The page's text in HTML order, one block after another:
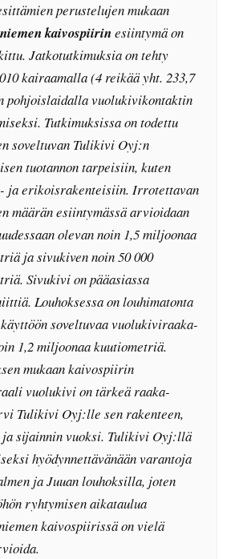
perustelujen mukaan
kaivospiirin esiintymä on
Jatkotutkimuksia on tehty
kairaamalla (4 reikää yht. 233,7
pohjoislaidalla vuolukivikontaktin
Tutkimuksissa on todettu
soveltuvan Tulikivi Oyj:n
tuotannon tarpeisiin, kuten
ja erikoisrakenteisiin. Irrotettavan
määrän esiintymässä arvioidaan
olevan noin 1,5 miljoonaa
ja sivukiven noin 50 000
Sivukivi on pääasiassa
Louhoksessa on louhimatonta
soveltuvaa vuolukiviraaka-
1,2 miljoonaa kuutiometriä.
mukaan kaivospiirin
vuolukivi on tärkeä raaka-
Tulikivi Oyj:lle sen rakenteen,
ja sijainnin vuoksi. Tulikivi Oyj:llä
hyödynnettävänään varantoja
ja Juuan louhoksilla, joten
ryhtymisen aikataulua
kaivospiirissä on vielä